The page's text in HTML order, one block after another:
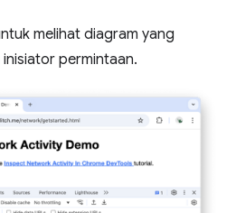
melihat diagram yang
permintaan.